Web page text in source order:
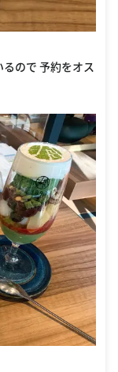
るので 予約をオス